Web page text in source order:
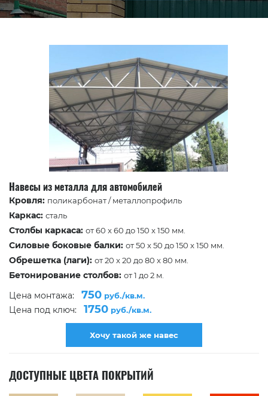
Навесы из металла для автомобилей
Кровля: поликарбонат / металлопрофиль
Каркас: сталь
Столбы каркаса: от 60 x 60 до 150 x 150 мм.
Силовые боковые балки: от 50 x 50 до 150 x 150 мм.
Обрешетка (лаги): от 20 x 20 до 80 x 80 мм.
Бетонирование столбов: от 1 до 2 м.
Цена монтажа: 750 руб./кв.м.
Цена под ключ: 1750 руб./кв.м.
Хочу такой же навес
ДОСТУПНЫЕ ЦВЕТА ПОКРЫТИЙ